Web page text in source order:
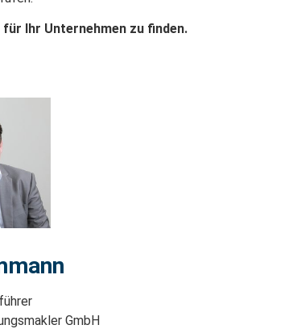
Ihr Unternehmen zu finden.
GmbH